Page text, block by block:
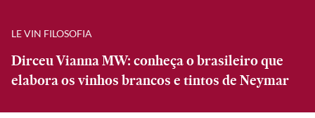
LE VIN FILOSOFIA
Dirceu Vianna MW: conheça o brasileiro que
elabora os vinhos brancos e tintos de Neymar